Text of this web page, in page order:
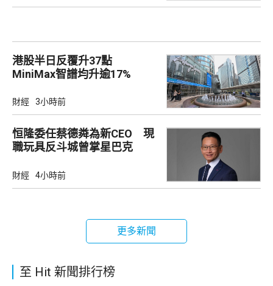
港股半日反覆升37點
MiniMax智譜均升逾17%
財經 3小時前
恒隆委任蔡德粦為新CEO 現
職玩具反斗城曾掌星巴克
財經 4小時前
更多新聞
至 Hit 新聞排行榜